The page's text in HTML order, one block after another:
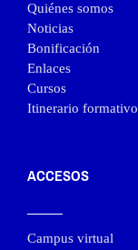
Quiénes somos
Noticias
Bonificación
Enlaces
Cursos
Itinerario formativo
ACCESOS
Campus virtual